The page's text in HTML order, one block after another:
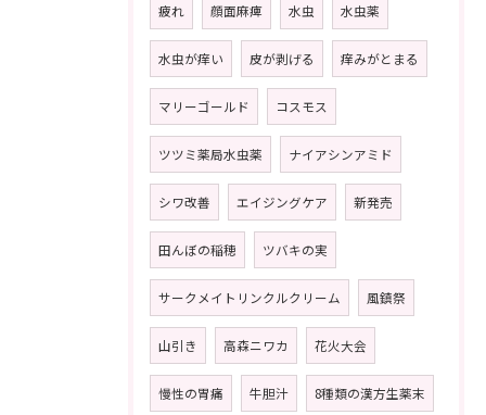
疲れ 顔面麻痺 水虫 水虫薬
水虫が痒い 皮が剥げる 痒みがとまる
マリーゴールド コスモス
ツツミ薬局水虫薬 ナイアシンアミド
シワ改善 エイジングケア 新発売
田んぼの稲穂 ツバキの実
サークメイトリンクルクリーム 風鎮祭
山引き 高森ニワカ 花火大会
慢性の胃痛 牛胆汁 8種類の漢方生薬末